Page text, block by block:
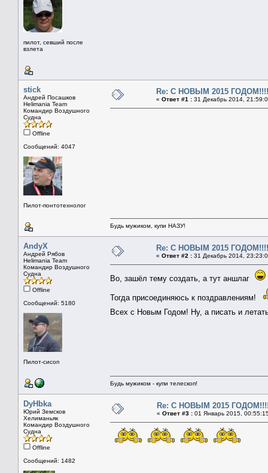
пилот, севший после
взлета
stick
Андрей Посашков
Helimania Team
Командир Воздушного
Судна
Offline
Сообщений: 4047
Пилот-понтотехнолог
Re: С НОВЫМ 2015
« Ответ #1 : 31 Декабрь 2014,
Будь мужиком, купи НАЗУ!
AndyX
Андрей Рябов
Helimania Team
Командир Воздушного
Судна
Offline
Сообщений: 5180
Пилот-сисоп
Re: С НОВЫМ 2015
« Ответ #2 : 31 Декабрь 2014,
Во, зашёл тему создать, а тут аншлаг
Тогда присоединяюсь к поздравлениям!
Всех с Новым Годом! Ну, а писать и
Будь мужиком - купи телескоп!
DyHbka
Юрий Земсков
Хелиманьяк
Командир Воздушного
Судна
Offline
Сообщений: 1482
Re: С НОВЫМ 2015
« Ответ #3 : 01 Январь 2015,